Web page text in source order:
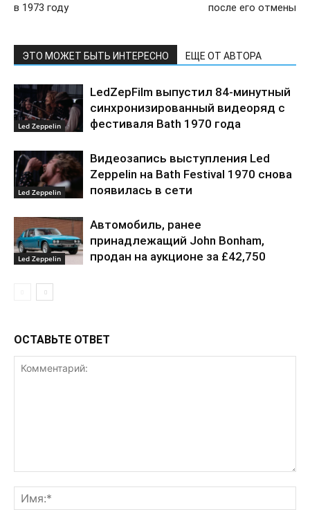
в 1973 году
после его отмены
ЭТО МОЖЕТ БЫТЬ ИНТЕРЕСНО ЕЩЕ ОТ АВТОРА
Led Zeppelin
LedZepFilm выпустил 84-минутный
синхронизированный видеоряд с
фестиваля Bath 1970 года
Led Zeppelin
Видеозапись выступления Led
Zeppelin на Bath Festival 1970 снова
появилась в сети
Led Zeppelin
Автомобиль, ранее
принадлежащий John Bonham,
продан на аукционе за £42,750
ОСТАВЬТЕ ОТВЕТ